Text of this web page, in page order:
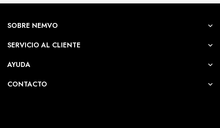
SOBRE NEMVO
SERVICIO AL CLIENTE
AYUDA
CONTACTO